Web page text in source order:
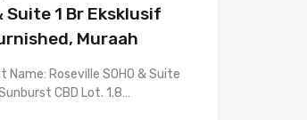
Suite 1 Br Eksklusif
Muraah
Roseville SOHO & Suite
CBD Lot. 1.8…